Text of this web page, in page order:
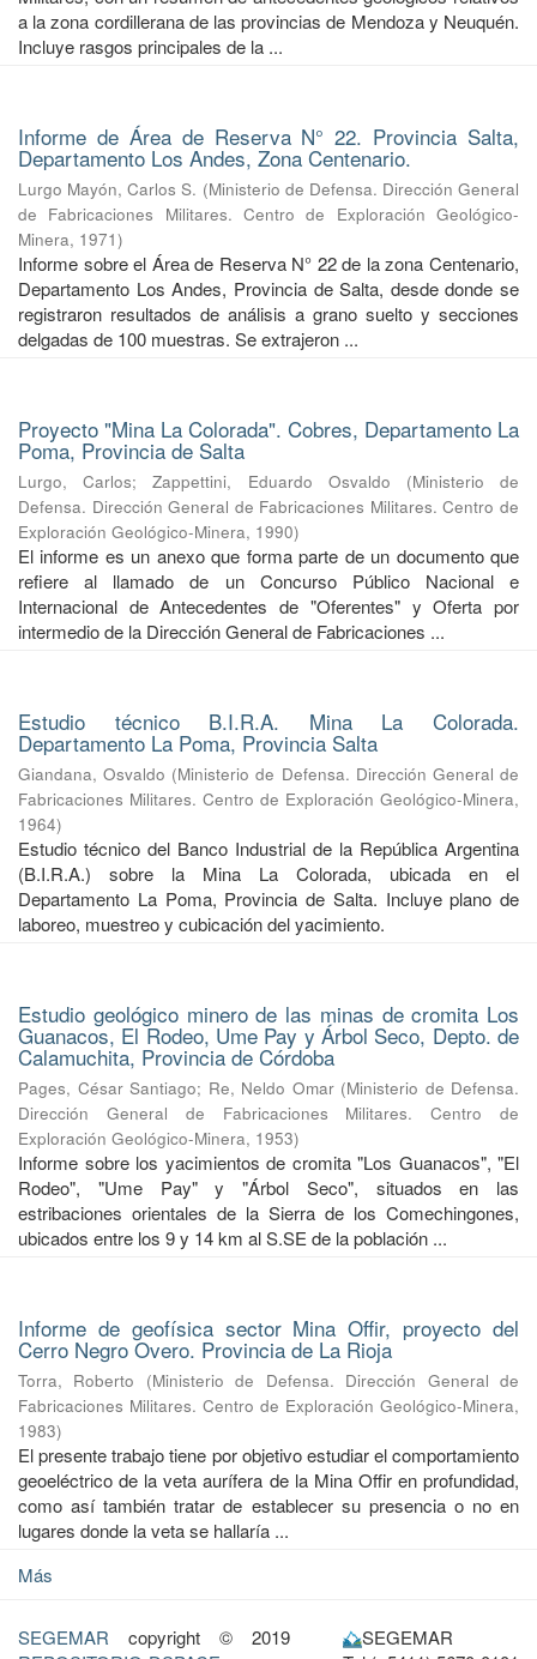
a la zona cordillerana de las provincias de Mendoza y Neuquén.
Incluye rasgos principales de la ...
Informe de Área de Reserva N° 22. Provincia Salta,
Departamento Los Andes, Zona Centenario.
Lurgo Mayón, Carlos S. (Ministerio de Defensa. Dirección General
de Fabricaciones Militares. Centro de Exploración Geológico-
Minera, 1971)
Informe sobre el Área de Reserva N° 22 de la zona Centenario,
Departamento Los Andes, Provincia de Salta, desde donde se
registraron resultados de análisis a grano suelto y secciones
delgadas de 100 muestras. Se extrajeron ...
Proyecto "Mina La Colorada". Cobres, Departamento La
Poma, Provincia de Salta
Lurgo, Carlos;Zappettini, Eduardo Osvaldo (Ministerio de
Defensa. Dirección General de Fabricaciones Militares. Centro de
Exploración Geológico-Minera, 1990)
El informe es un anexo que forma parte de un documento que
refiere al llamado de un Concurso Público Nacional e
Internacional de Antecedentes de "Oferentes" y Oferta por
intermedio de la Dirección General de Fabricaciones ...
Estudio técnico B.I.R.A. Mina La Colorada.
Departamento La Poma, Provincia Salta
Giandana, Osvaldo (Ministerio de Defensa. Dirección General de
Fabricaciones Militares. Centro de Exploración Geológico-Minera,
1964)
Estudio técnico del Banco Industrial de la República Argentina
(B.I.R.A.) sobre la Mina La Colorada, ubicada en el
Departamento La Poma, Provincia de Salta. Incluye plano de
laboreo, muestreo y cubicación del yacimiento.
Estudio geológico minero de las minas de cromita Los
Guanacos, El Rodeo, Ume Pay y Árbol Seco, Depto. de
Calamuchita, Provincia de Córdoba
Pages, César Santiago; Re, Neldo Omar (Ministerio de Defensa.
Dirección General de Fabricaciones Militares. Centro de
Exploración Geológico-Minera, 1953)
Informe sobre los yacimientos de cromita "Los Guanacos", "El
Rodeo", "Ume Pay" y "Árbol Seco", situados en las
estribaciones orientales de la Sierra de los Comechingones,
ubicados entre los 9 y 14 km al S.SE de la población ...
Informe de geofísica sector Mina Offir, proyecto del
Cerro Negro Overo. Provincia de La Rioja
Torra, Roberto (Ministerio de Defensa. Dirección General de
Fabricaciones Militares. Centro de Exploración Geológico-Minera,
1983)
El presente trabajo tiene por objetivo estudiar el comportamiento
geoeléctrico de la veta aurífera de la Mina Offir en profundidad,
como así también tratar de establecer su presencia o no en
lugares donde la veta se hallaría ...
Más
SEGEMAR copyright © 2019
SEGEMAR